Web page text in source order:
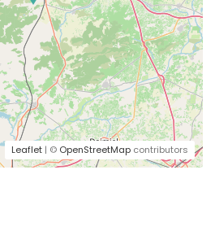
Leaflet | © OpenStreetMap contributors